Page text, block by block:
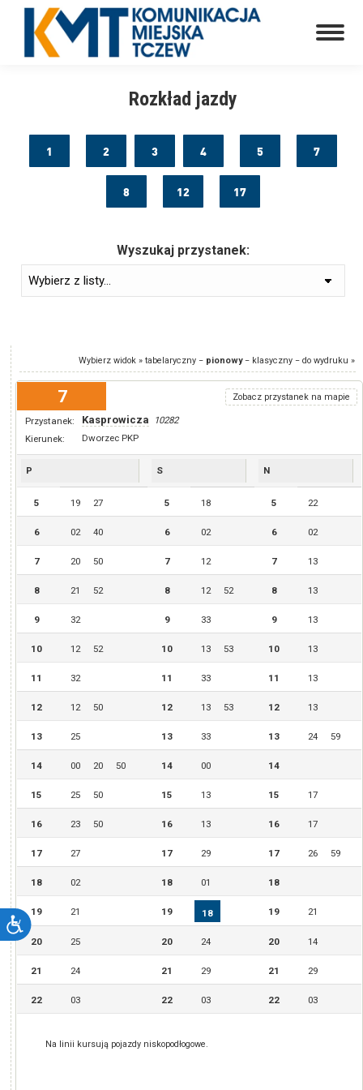
Rozkład jazdy
1 2 3 4 5 7
8 12 17
Wyszukaj przystanek:
Wybierz widok » tabelaryczny − pionowy− klasyczny − do wydruku »
7 Zobacz przystanek na mapie
Przystanek: Kasprowicza
10282
Kierunek:
Dworzec PKP
P S N
5 19 27 5 18 5 22
6 02 40 6 02 6 02
7 20 50 7 12 7 13
8 21 52 8 12 52 8 13
9 32 9 33 9 13
10 12 52 10 13 53 10 13
11 32 11 33 11 13
12 12 50 12 13 53 12 13
13 25 13 33 13 24 59
14 00 20 50 14 00 14
15 25 50 15 13 15 17
16 23 50 16 13 16 17
17 27 17 29 17 26 59
18 02 18 01 18
19 21 19 18 19 21
20 25 20 24 20 14
21 24 21 29 21 29
22 03 22 03 22 03
Na linii kursują pojazdy niskopodłogowe.